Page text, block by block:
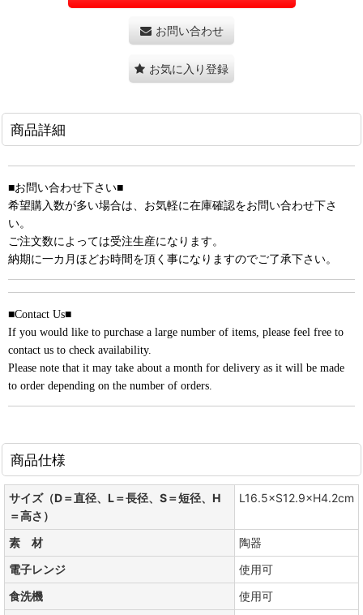
お問い合わせ
お気に入り登録
商品詳細
■お問い合わせ下さい■
希望購入数が多い場合は、お気軽に在庫確認をお問い合わせ下さ
い。
ご注文数によっては受注生産になります。
納期に一カ月ほどお時間を頂く事になりますのでご了承下さい。
■Contact Us■
If you would like to purchase a large number of items, please feel free to
contact us to check availability.
Please note that it may take about a month for delivery as it will be made
to order depending on the number of orders.
商品仕様
サイズ（D＝直径、L＝長径、S＝短径、H
＝高さ）
L16.5×S12.9×H4.2cm
素 材
陶器
電子レンジ
使用可
食洗機
使用可